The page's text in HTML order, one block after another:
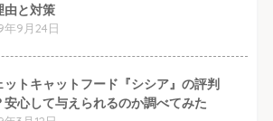
由と対策
年9月24日
ットキャットフード『シシア』の評判
安心して与えられるのか調べてみた